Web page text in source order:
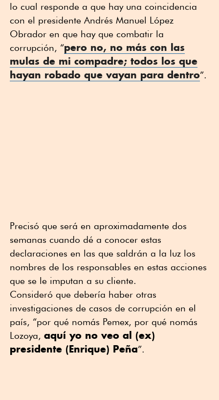
lo cual responde a que hay una coincidencia
con el presidente Andrés Manuel López
Obrador en que hay que combatir la
corrupción, “pero no, no más con las
mulas de mi compadre; todos los que
hayan robado que vayan para dentro”.
Precisó que será en aproximadamente dos
semanas cuando dé a conocer estas
declaraciones en las que saldrán a la luz los
nombres de los responsables en estas acciones
que se le imputan a su cliente.
Consideró que debería haber otras
investigaciones de casos de corrupción en el
país, “por qué nomás Pemex, por qué nomás
Lozoya, aquí yo no veo al (ex)
presidente (Enrique) Peña”.